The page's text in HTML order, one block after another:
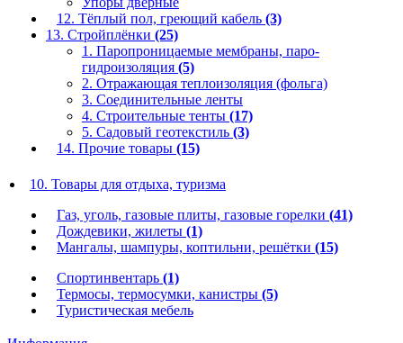
12. Тёплый пол, греющий кабель (3)
13. Стройплёнки (25)
1. Паропроницаемые мембраны, паро-
гидроизоляция (5)
2. Отражающая теплоизоляция (фольга)
3. Соединительные ленты
4. Строительные тенты (17)
5. Садовый геотекстиль (3)
14. Прочие товары (15)
10. Товары для отдыха, туризма
Газ, уголь, газовые плиты, газовые горелки (41)
Дождевики, жилеты (1)
Мангалы, шампуры, коптильни, решётки (15)
Спортинвентарь (1)
Термосы, термосумки, канистры (5)
Туристическая мебель